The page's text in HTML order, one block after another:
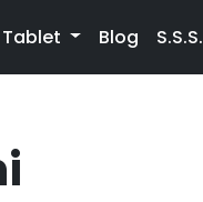
Tablet Blog S.S.S.